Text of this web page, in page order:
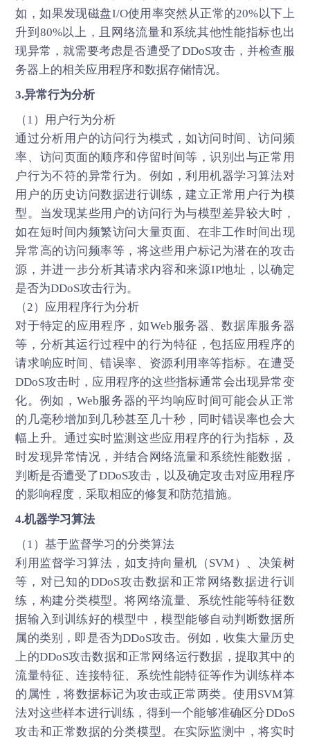
如，如果发现磁盘I/O使用率突然从正常的20%以下上
升到80%以上，且网络流量和系统其他性能指标也出
现异常，就需要考虑是否遭受了DDoS攻击，并检查服
务器上的相关应用程序和数据存储情况。
3.异常行为分析
（1）用户行为分析
通过分析用户的访问行为模式，如访问时间、访问频
率、访问页面的顺序和停留时间等，识别出与正常用
户行为不符的异常行为。例如，利用机器学习算法对
用户的历史访问数据进行训练，建立正常用户行为模
型。当发现某些用户的访问行为与模型差异较大时，
如在短时间内频繁访问大量页面、在非工作时间出现
异常高的访问频率等，将这些用户标记为潜在的攻击
源，并进一步分析其请求内容和来源IP地址，以确定
是否为DDoS攻击行为。
（2）应用程序行为分析
对于特定的应用程序，如Web服务器、数据库服务器
等，分析其运行过程中的行为特征，包括应用程序的
请求响应时间、错误率、资源利用率等指标。在遭受
DDoS攻击时，应用程序的这些指标通常会出现异常变
化。例如，Web服务器的平均响应时间可能会从正常
的几毫秒增加到几秒甚至几十秒，同时错误率也会大
幅上升。通过实时监测这些应用程序的行为指标，及
时发现异常情况，并结合网络流量和系统性能数据，
判断是否遭受了DDoS攻击，以及确定攻击对应用程序
的影响程度，采取相应的修复和防范措施。
4.机器学习算法
（1）基于监督学习的分类算法
利用监督学习算法，如支持向量机（SVM）、决策树
等，对已知的DDoS攻击数据和正常网络数据进行训
练，构建分类模型。将网络流量、系统性能等特征数
据输入到训练好的模型中，模型能够自动判断数据所
属的类别，即是否为DDoS攻击。例如，收集大量历史
上的DDoS攻击数据和正常网络运行数据，提取其中的
流量特征、连接特征、系统性能特征等作为训练样本
的属性，将数据标记为攻击或正常两类。使用SVM算
法对这些样本进行训练，得到一个能够准确区分DDoS
攻击和正常数据的分类模型。在实际监测中，将实时